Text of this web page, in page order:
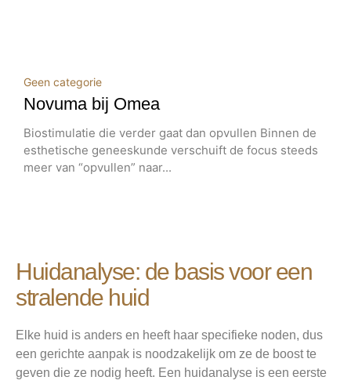
Geen categorie
Novuma bij Omea
Biostimulatie die verder gaat dan opvullen Binnen de
esthetische geneeskunde verschuift de focus steeds
meer van “opvullen” naar...
Huidanalyse: de basis voor een
stralende huid
Elke huid is anders en heeft haar specifieke noden, dus
een gerichte aanpak is noodzakelijk om ze de boost te
geven die ze nodig heeft. Een huidanalyse is een eerste